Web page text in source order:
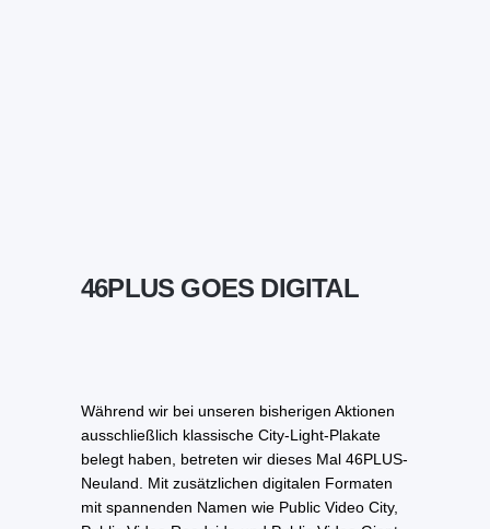
46PLUS GOES DIGITAL
Während wir bei unseren bisherigen Aktionen
ausschließlich klassische City-Light-Plakate
belegt haben, betreten wir dieses Mal 46PLUS-
Neuland. Mit zusätzlichen digitalen Formaten
mit spannenden Namen wie Public Video City,